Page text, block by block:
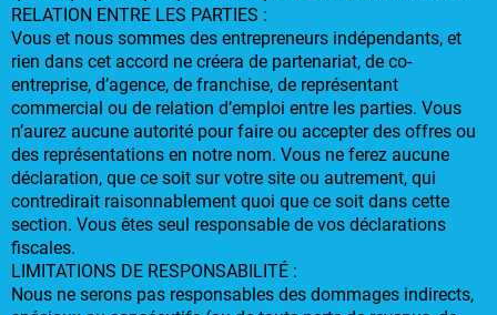
RELATION ENTRE LES PARTIES :
Vous et nous sommes des entrepreneurs indépendants, et
rien dans cet accord ne créera de partenariat, de co-
entreprise, d’agence, de franchise, de représentant
commercial ou de relation d’emploi entre les parties. Vous
n’aurez aucune autorité pour faire ou accepter des offres ou
des représentations en notre nom. Vous ne ferez aucune
déclaration, que ce soit sur votre site ou autrement, qui
contredirait raisonnablement quoi que ce soit dans cette
section. Vous êtes seul responsable de vos déclarations
fiscales.
LIMITATIONS DE RESPONSABILITÉ :
Nous ne serons pas responsables des dommages indirects,